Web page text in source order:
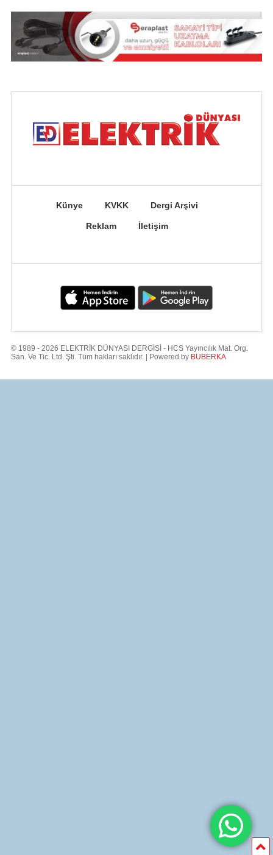
Künye KVKK Dergi Arşivi
Reklam İletişim
© 1989 - 2026 ELEKTRİK DÜNYASI DERGİSİ - HCS Yayıncılık Mat. Org.
San. Ve Tic. Ltd. Şti. Tüm hakları saklıdır. | Powered by BUBERKA